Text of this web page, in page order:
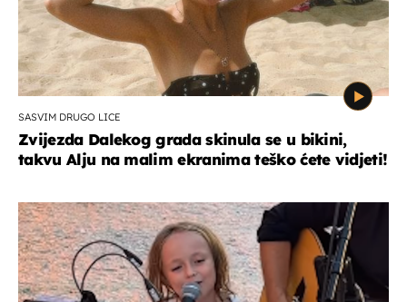
SASVIM DRUGO LICE
Zvijezda Dalekog grada skinula se u bikini,
takvu Alju na malim ekranima teško ćete vidjeti!